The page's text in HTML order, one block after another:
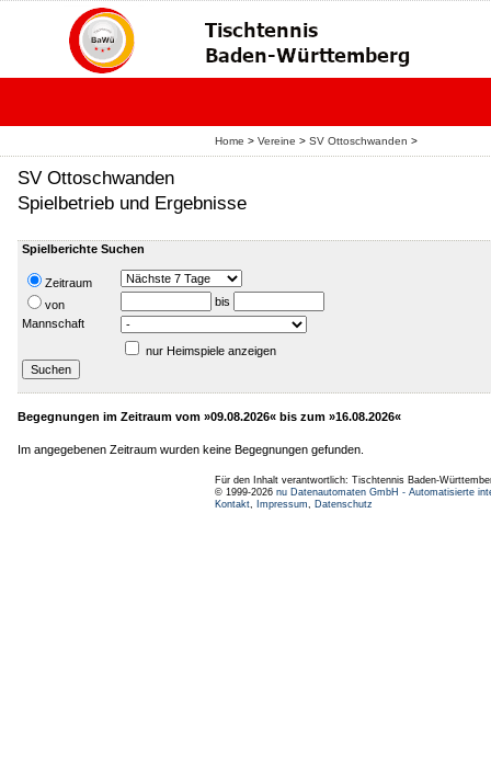
Home > Vereine > SV Ottoschwanden >
SV Ottoschwanden
Spielbetrieb und Ergebnisse
Spielberichte Suchen
Zeitraum
von
bis
Mannschaft
nur Heimspiele anzeigen
Begegnungen im Zeitraum vom »09.08.2026« bis zum »16.08.2026«
Im angegebenen Zeitraum wurden keine Begegnungen gefunden.
Für den Inhalt verantwortlich: Tischtennis Baden-
© 1999-2026 nu Datenautomaten GmbH - Automatisierte
Kontakt, Impressum, Datenschutz